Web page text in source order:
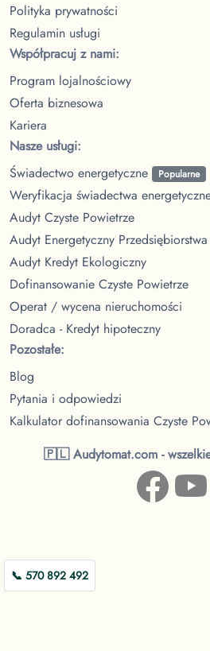
📞 570 892 492
Polityka prywatności
Regulamin usługi
Współpracuj z nami:
Program lojalnościowy
Oferta biznesowa
Kariera
Nasze usługi:
Świadectwo energetyczne
Popularne
Weryfikacja świadectwa
Audyt Czyste Powietrze
Audyt Energetyczny Przedsiębiorstwa
Audyt Kredyt Ekologiczny
Dofinansowanie Czyste Powietrze
Operat / wycena nieruchomości
Doradca - Kredyt hipoteczny
Pozostałe:
Blog
Pytania i odpowiedzi
Kalkulator dofinansowania Czyste
🇵🇱 Audytomat.com -